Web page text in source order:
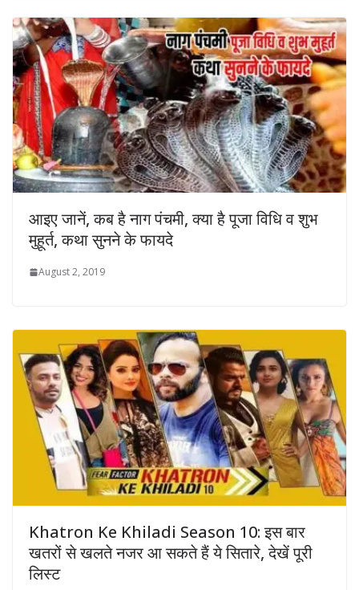
आइए जानें, कब है नाग पंचमी, क्या है पूजा विधि व शुभ
मुहूर्त, कथा सुनने के फायदे
August 2, 2019
Khatron Ke Khiladi Season 10: इस बार
खतरों से खलते नजर आ सकते हैं ये सितारे, देखें पूरी
लिस्ट